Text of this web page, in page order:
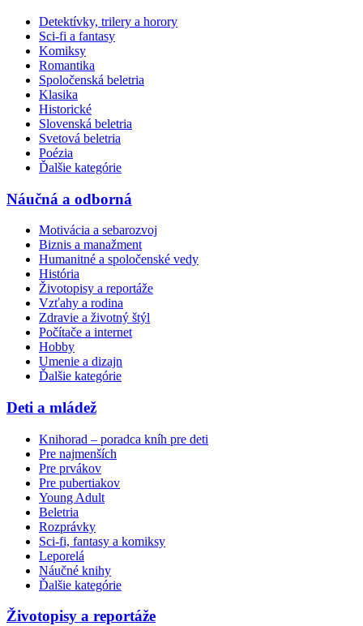
Detektívky, trilery a horory
Sci-fi a fantasy
Komiksy
Romantika
Spoločenská beletria
Klasika
Historické
Slovenská beletria
Svetová beletria
Poézia
Ďalšie kategórie
Náučná a odborná
Motivácia a sebarozvoj
Biznis a manažment
Humanitné a spoločenské vedy
História
Životopisy a reportáže
Vzťahy a rodina
Zdravie a životný štýl
Počítače a internet
Hobby
Umenie a dizajn
Ďalšie kategórie
Deti a mládež
Knihorad – poradca kníh pre deti
Pre najmenších
Pre prvákov
Pre pubertiakov
Young Adult
Beletria
Rozprávky
Sci-fi, fantasy a komiksy
Leporelá
Náučné knihy
Ďalšie kategórie
Životopisy a reportáže